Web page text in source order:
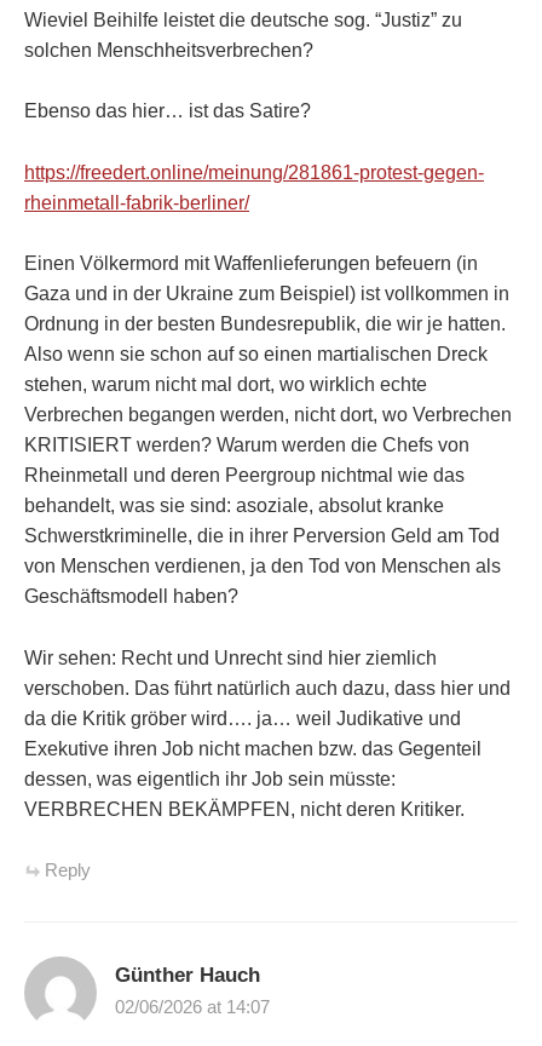
Wieviel Beihilfe leistet die deutsche sog. “Justiz” zu
solchen Menschheitsverbrechen?
Ebenso das hier… ist das Satire?
https://freedert.online/meinung/281861-protest-gegen-
rheinmetall-fabrik-berliner/
Einen Völkermord mit Waffenlieferungen befeuern (in
Gaza und in der Ukraine zum Beispiel) ist vollkommen in
Ordnung in der besten Bundesrepublik, die wir je hatten.
Also wenn sie schon auf so einen martialischen Dreck
stehen, warum nicht mal dort, wo wirklich echte
Verbrechen begangen werden, nicht dort, wo Verbrechen
KRITISIERT werden? Warum werden die Chefs von
Rheinmetall und deren Peergroup nichtmal wie das
behandelt, was sie sind: asoziale, absolut kranke
Schwerstkriminelle, die in ihrer Perversion Geld am Tod
von Menschen verdienen, ja den Tod von Menschen als
Geschäftsmodell haben?
Wir sehen: Recht und Unrecht sind hier ziemlich
verschoben. Das führt natürlich auch dazu, dass hier und
da die Kritik gröber wird…. ja… weil Judikative und
Exekutive ihren Job nicht machen bzw. das Gegenteil
dessen, was eigentlich ihr Job sein müsste:
VERBRECHEN BEKÄMPFEN, nicht deren Kritiker.
Reply
Günther Hauch
02/06/2026 at 14:07